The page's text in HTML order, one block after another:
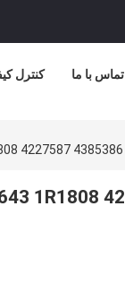
کنترل تماس با ما